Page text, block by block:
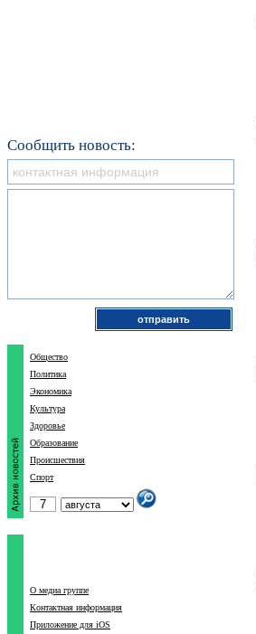
Сообщить новость:
Общество
Политика
Экономика
Культура
Здоровье
Образование
Происшествия
Спорт
О медиа группе
Контактная информация
Приложение для iOS